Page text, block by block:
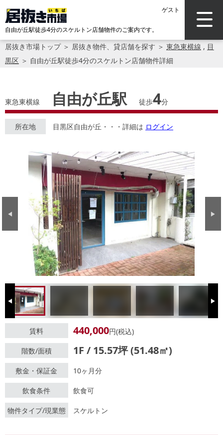
ゲスト
自由が丘駅徒歩4分のスケルトン店舗物件のご案内です。
居抜き市場トップ＞ 居抜き物件、貸店舗を探す ＞ 東急東横線 , 目
黒区 ＞ 自由が丘駅徒歩4分のスケルトン店舗物件詳細
東急東横線 自由が丘駅 徒歩4分
所在地 目黒区自由が丘・・・詳細は ログイン
Previous Next
Previous Next
賃料 440,000円(税込)
階数/面積 1F / 15.57坪 (51.48㎡)
敷金・保証金 10ヶ月分
飲食条件 飲食可
物件タイプ/現業態 スケルトン